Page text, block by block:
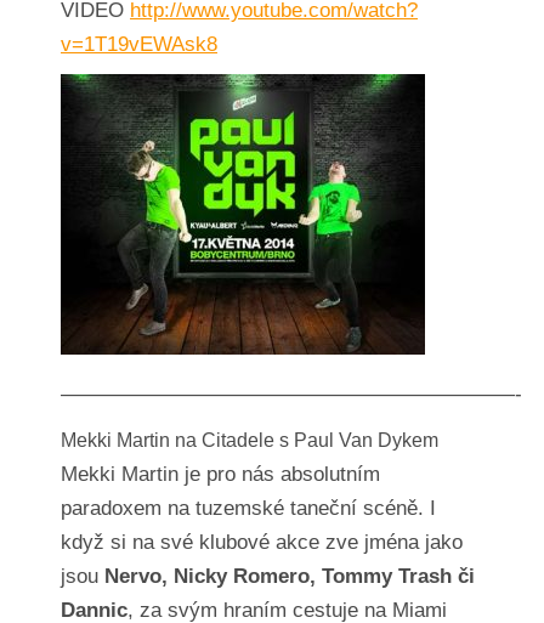
VIDEO http://www.youtube.com/watch?
v=1T19vEWAsk8
——————————————————————-
Mekki Martin na Citadele s Paul Van Dykem
Mekki Martin je pro nás absolutním
paradoxem na tuzemské taneční scéně. I
když si na své klubové akce zve jména jako
jsou Nervo, Nicky Romero, Tommy Trash či
Dannic, za svým hraním cestuje na Miami